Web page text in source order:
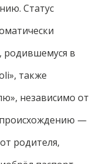
Статус
родившемуся в
также
независимо от
происхождению —
родителя,